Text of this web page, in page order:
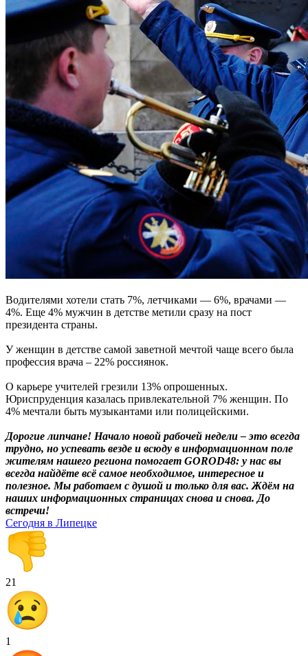
Водителями хотели стать 7%, летчиками — 6%, врачами —
4%. Еще 4% мужчин в детстве метили сразу на пост
президента страны.
У женщин в детстве самой заветной мечтой чаще всего была
профессия врача – 22% россиянок.
О карьере учителей грезили 13% опрошенных.
Юриспруденция казалась привлекательной 7% женщин. По
4% мечтали быть музыкантами или полицейскими.
Дорогие липчане! Начало новой рабочей недели – это всегда
трудно, но успевать везде и всюду в информационном поле
жителям нашего региона помогает GOROD48: у нас вы
всегда найдёте всё самое необходимое, интересное и
полезное. Мы работаем с душой и только для вас. Ждём на
наших информационных страницах снова и снова. До
встречи!
Сегодня в Липецке
21
1